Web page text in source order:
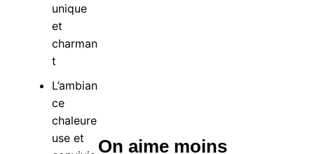
unique
et
charman
t
L’ambian
ce
chaleure
use et
On aime moins